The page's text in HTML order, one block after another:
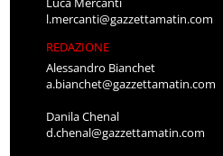
l.mercanti@gazzettamatin.com
REDAZIONE
Alessandro Bianchet
a.bianchet@gazzettamatin.com
Danila Chenal
d.chenal@gazzettamatin.com